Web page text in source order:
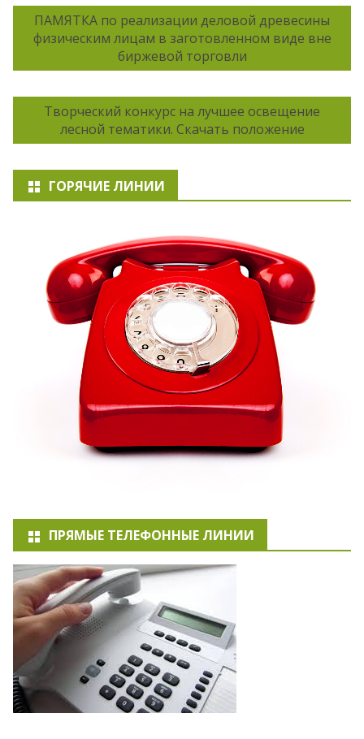
ПАМЯТКА по реализации деловой древесины
физическим лицам в заготовленном виде вне
биржевой торговли
Творческий конкурс на лучшее освещение
лесной тематики. Скачать положение
ГОРЯЧИЕ ЛИНИИ
ПРЯМЫЕ ТЕЛЕФОННЫЕ ЛИНИИ